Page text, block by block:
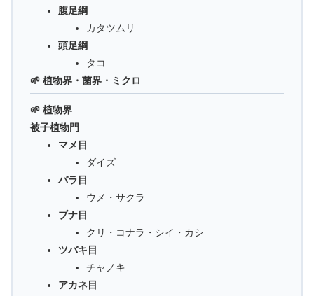
腹足綱
カタツムリ
頭足綱
タコ
🌱 植物界・菌界・ミクロ
🌱 植物界
被子植物門
マメ目
ダイズ
バラ目
ウメ・サクラ
ブナ目
クリ・コナラ・シイ・カシ
ツバキ目
チャノキ
アカネ目